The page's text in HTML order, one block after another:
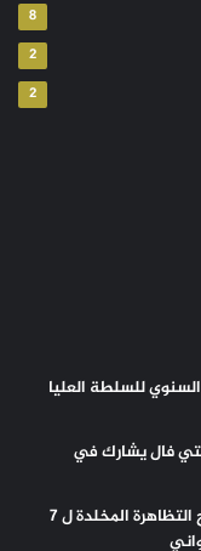
8
2
2
للسلطة العليا
فال يشارك في
كيفه/ حضرا من نواكشوط للمشاركة في إنجاح التظاهرة المخلدة ل 7